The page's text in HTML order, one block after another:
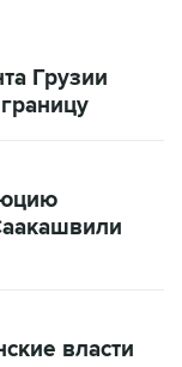
Грузии
власти